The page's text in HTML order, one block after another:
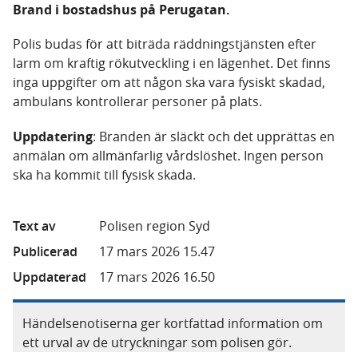
Brand i bostadshus på Perugatan.
Polis budas för att biträda räddningstjänsten efter
larm om kraftig rökutveckling i en lägenhet. Det finns
inga uppgifter om att någon ska vara fysiskt skadad,
ambulans kontrollerar personer på plats.
Uppdatering: Branden är släckt och det upprättas en
anmälan om allmänfarlig vårdslöshet. Ingen person
ska ha kommit till fysisk skada.
Text av
Polisen region Syd
Publicerad
17 mars 2026 15.47
Uppdaterad
17 mars 2026 16.50
Händelsenotiserna ger kortfattad information om
ett urval av de utryckningar som polisen gör.